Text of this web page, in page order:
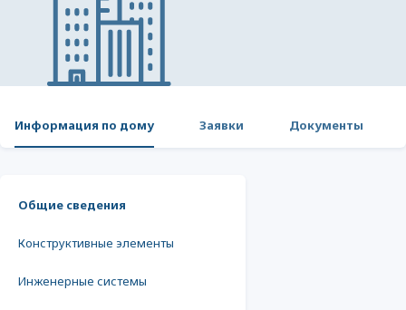
Информация по дому Заявки Документы
Общие сведения
Конструктивные элементы
Инженерные системы